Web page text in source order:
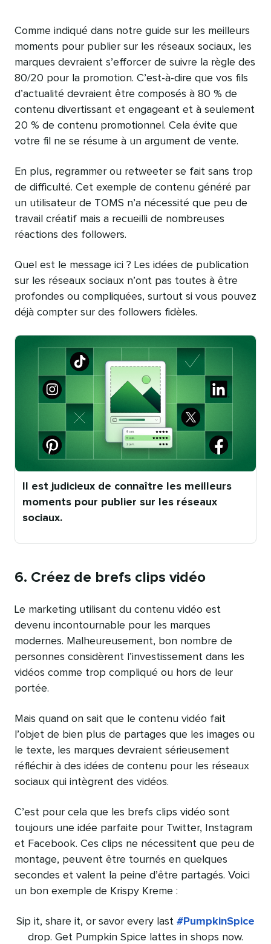
Comme indiqué dans notre guide sur les meilleurs
moments pour publier sur les réseaux sociaux, les
marques devraient s’efforcer de suivre la règle des
80/20 pour la promotion. C’est-à-dire que vos fils
d’actualité devraient être composés à 80 % de
contenu divertissant et engageant et à seulement
20 % de contenu promotionnel. Cela évite que
votre fil ne se résume à un argument de vente.
En plus, regrammer ou retweeter se fait sans trop
de difficulté. Cet exemple de contenu généré par
un utilisateur de TOMS n’a nécessité que peu de
travail créatif mais a recueilli de nombreuses
réactions des followers.
Quel est le message ici ? Les idées de publication
sur les réseaux sociaux n’ont pas toutes à être
profondes ou compliquées, surtout si vous pouvez
déjà compter sur des followers fidèles.
Il est judicieux de connaître les meilleurs
moments pour publier sur les réseaux
sociaux.
Publication
6. Créez de brefs clips vidéo
Le marketing utilisant du contenu vidéo est
devenu incontournable pour les marques
modernes. Malheureusement, bon nombre de
personnes considèrent l’investissement dans les
vidéos comme trop compliqué ou hors de leur
portée.
Mais quand on sait que le contenu vidéo fait
l’objet de bien plus de partages que les images ou
le texte, les marques devraient sérieusement
réfléchir à des idées de contenu pour les réseaux
sociaux qui intègrent des vidéos.
C’est pour cela que les brefs clips vidéo sont
toujours une idée parfaite pour Twitter, Instagram
et Facebook. Ces clips ne nécessitent que peu de
montage, peuvent être tournés en quelques
secondes et valent la peine d’être partagés. Voici
un bon exemple de Krispy Kreme :
Sip it, share it, or savor every last #PumpkinSpice
drop. Get Pumpkin Spice lattes in shops now.